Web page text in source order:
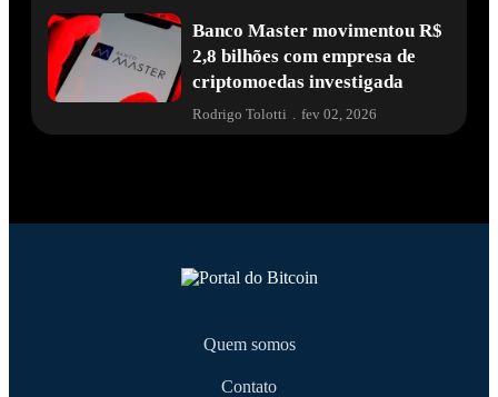
Banco Master movimentou R$
2,8 bilhões com empresa de
criptomoedas investigada
Rodrigo Tolotti fev 02, 2026
Quem somos
Contato